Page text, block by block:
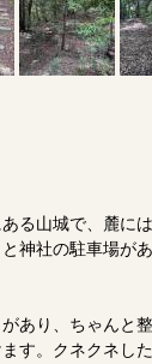
る山城で、麓に
神社の駐車場が
あり、ちゃんと
す。クネクネし